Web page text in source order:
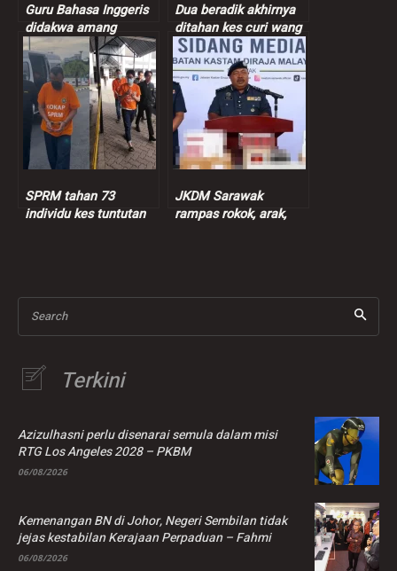
Guru Bahasa Inggeris
didakwa amang
seksual murid
perempuan 9 tahun
Dua beradik akhirnya
ditahan kes curi wang
peniaga nasi bajet
SPRM tahan 73
individu kes tuntutan
JKDM Sarawak
rampas rokok, arak,
Search
Terkini
Azizulhasni perlu disenarai semula dalam misi
RTG Los Angeles 2028 – PKBM
06/08/2026
Kemenangan BN di Johor, Negeri Sembilan tidak
jejas kestabilan Kerajaan Perpaduan – Fahmi
06/08/2026